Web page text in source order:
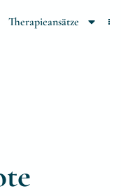
Therapieansätze